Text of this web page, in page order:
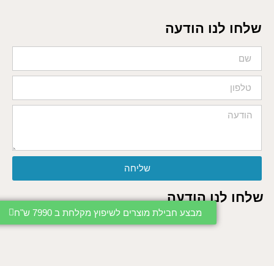
מבצע חבילת מוצרים לשיפוץ מקלחת ב 7990 ש"ח
שלחו לנו הודעה
שליחה
שלחו לנו הודעה